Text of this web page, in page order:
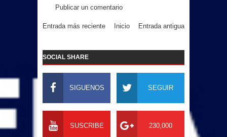
Publicar un comentario
Entrada más reciente Entrada antigua
Inicio
SOCIAL SHARE
SIGUENOS SEGUIR
SUSCRIBE 230,000